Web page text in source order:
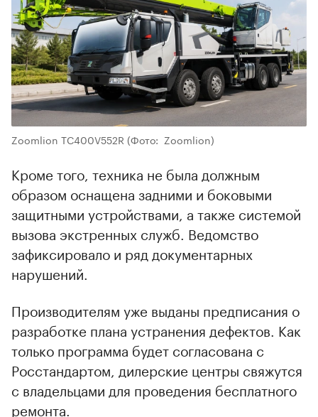
00:00 / 00:00
Zoomlion TC400V552R (Фото: Zoomlion)
Кроме того, техника не была должным
образом оснащена задними и боковыми
защитными устройствами, а также системой
вызова экстренных служб. Ведомство
зафиксировало и ряд документарных
нарушений.
Производителям уже выданы предписания о
разработке плана устранения дефектов. Как
только программа будет согласована с
Росстандартом, дилерские центры свяжутся
с владельцами для проведения бесплатного
ремонта.